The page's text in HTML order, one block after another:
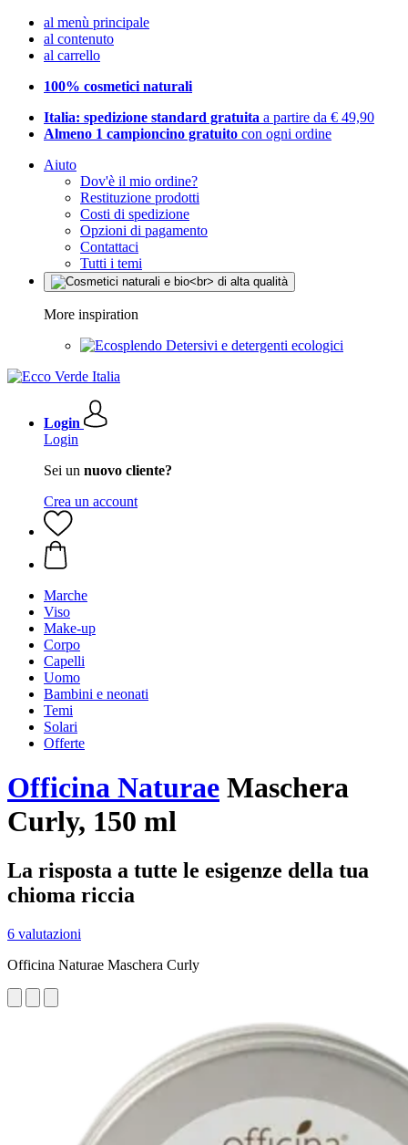
al menù principale
al contenuto
al carrello
100% cosmetici naturali
Italia: spedizione standard gratuita a partire da € 49,90
Almeno 1 campioncino gratuito con ogni ordine
Aiuto
Dov'è il mio ordine?
Restituzione prodotti
Costi di spedizione
Opzioni di pagamento
Contattaci
Tutti i temi
More inspiration
Detersivi e detergenti ecologici
Login
Login
Sei un nuovo cliente?
Crea un account
Marche
Viso
Make-up
Corpo
Capelli
Uomo
Bambini e neonati
Temi
Solari
Offerte
Officina Naturae Maschera
Curly, 150 ml
La risposta a tutte le esigenze della tua
chioma riccia
6 valutazioni
Officina Naturae Maschera Curly